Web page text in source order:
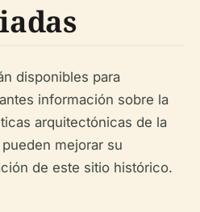
disponibles para
información sobre la
arquitectónicas de la
mejorar su
de este sitio histórico.